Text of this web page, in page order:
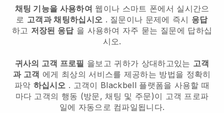
채팅 기능을 사용하여 웹이나 스마트 폰에서 실시간으
로 고객과 채팅하십시오 . 질문이나 문제에 즉시 응답
하고 저장된 응답을 사용하여 자주 묻는 질문에 답하십
시오.
귀사의 고객 프로필 을보고 귀하가 상대하고있는 고객
과 고객 에게 최상의 서비스를 제공하는 방법을 정확히
파악 하십시오 . 고객이 Blackbell 플랫폼을 사용할 때
마다 고객의 행동 (방문, 채팅 및 주문)이 고객 프로파
일에 자동으로 컴파일됩니다.